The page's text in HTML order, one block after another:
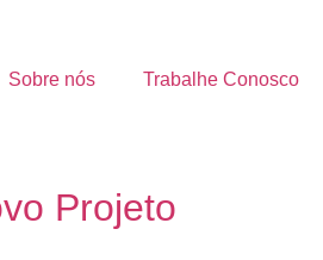
Sobre nós Trabalhe Conosco
Projeto